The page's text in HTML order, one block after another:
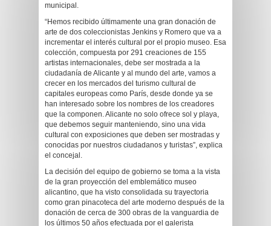
municipal.
“Hemos recibido últimamente una gran donación de
arte de dos coleccionistas Jenkins y Romero que va a
incrementar el interés cultural por el propio museo. Esa
colección, compuesta por 291 creaciones de 155
artistas internacionales, debe ser mostrada a la
ciudadanía de Alicante y al mundo del arte, vamos a
crecer en los mercados del turismo cultural de
capitales europeas como París, desde donde ya se
han interesado sobre los nombres de los creadores
que la componen. Alicante no solo ofrece sol y playa,
que debemos seguir manteniendo, sino una vida
cultural con exposiciones que deben ser mostradas y
conocidas por nuestros ciudadanos y turistas”, explica
el concejal.
La decisión del equipo de gobierno se toma a la vista
de la gran proyección del emblemático museo
alicantino, que ha visto consolidada su trayectoria
como gran pinacoteca del arte moderno después de la
donación de cerca de 300 obras de la vanguardia de
los últimos 50 años efectuada por el galerista